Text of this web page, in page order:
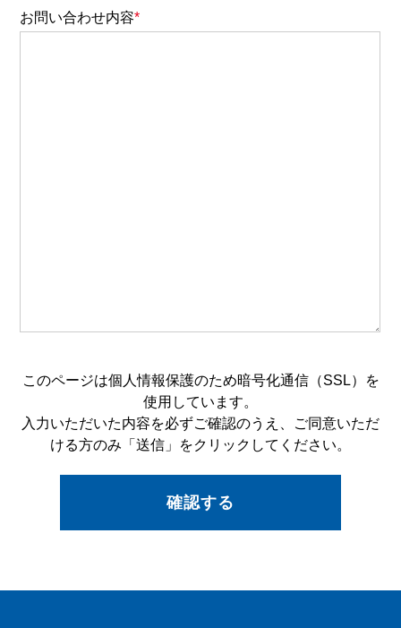
お問い合わせ内容
このページは個人情報保護のため暗号化通信（SSL）を
使用しています。
入力いただいた内容を必ずご確認のうえ、ご同意いただ
ける方のみ「送信」をクリックしてください。
確認する